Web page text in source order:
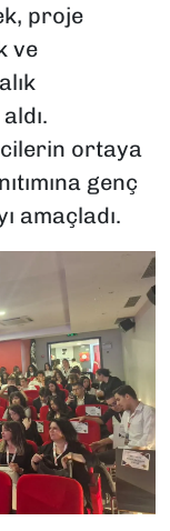
proje
ve
ortaya
genç
amaçladı.